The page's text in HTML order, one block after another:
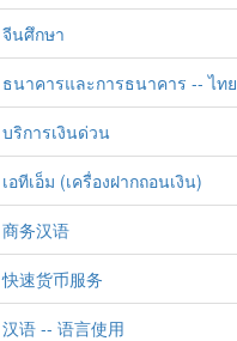
จีนศึกษา
ธนาคารและการธนาคาร -- ไทย
บริการเงินด่วน
เอทีเอ็ม (เครื่องฝากถอนเงิน)
商务汉语
快速货币服务
汉语 -- 语言使用